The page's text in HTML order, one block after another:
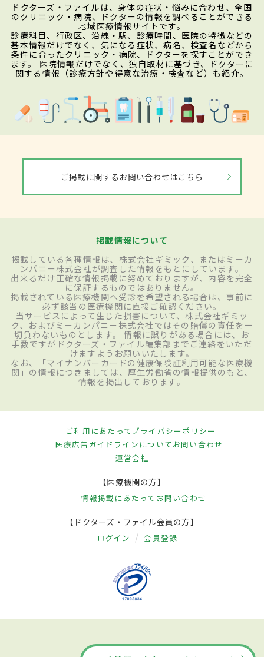
ドクターズ・ファイルは、身体の症状・悩みに合わせ、全国
のクリニック・病院、ドクターの情報を調べることができる
地域医療情報サイトです。
診療科目、行政区、沿線・駅、診療時間、医院の特徴などの
基本情報だけでなく、気になる症状、病名、検査名などから
条件に合ったクリニック・病院、ドクターを探すことができ
ます。 医院情報だけでなく、独自取材に基づき、ドクターに
関する情報（診療方針や得意な治療・検査など）も紹介。
ご掲載に関するお問い合わせはこちら
掲載情報について
掲載している各種情報は、株式会社ギミック、またはミーカ
ンパニー株式会社が調査した情報をもとにしています。
出来るだけ正確な情報掲載に努めておりますが、内容を完全
に保証するものではありません。
掲載されている医療機関へ受診を希望される場合は、事前に
必ず該当の医療機関に直接ご確認ください。
当サービスによって生じた損害について、株式会社ギミッ
ク、およびミーカンパニー株式会社ではその賠償の責任を一
切負わないものとします。 情報に誤りがある場合には、お
手数ですがドクターズ・ファイル編集部までご連絡をいただ
けますようお願いいたします。
なお、「マイナンバーカードの健康保険証利用可能な医療機
関」の情報につきましては、厚生労働省の情報提供のもと、
情報を掲出しております。
ご利用にあたってプライバシーポリシー
医療広告ガイドラインについてお問い合わせ
運営会社
【医療機関の方】
情報掲載にあたって お問い合わせ
【ドクターズ・ファイル会員の方】
ログイン 会員登録